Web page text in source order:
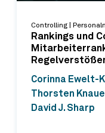
Controlling |
Rankings und
Corinna Ewelt-
Thorsten
David J. Sharp